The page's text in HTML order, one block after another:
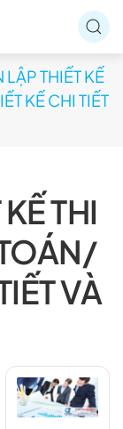
LẬP THIẾT KẾ
KẾ CHI TIẾT
THI
VÀ